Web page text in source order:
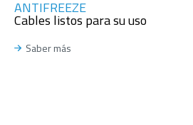
ANTIFREEZE
Cables listos para su uso
Saber más